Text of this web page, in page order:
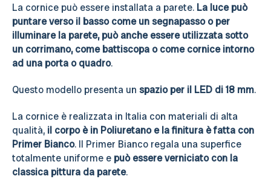
La cornice può essere installata a parete. La luce può
puntare verso il basso come un segnapasso o per
illuminare la parete, può anche essere utilizzata sotto
un corrimano, come battiscopa o come cornice intorno
ad una porta o quadro.
Questo modello presenta un spazio per il LED di 18 mm.
La cornice è realizzata in Italia con materiali di alta
qualità, il corpo è in Poliuretano e la finitura è fatta con
Primer Bianco. Il Primer Bianco regala una superfice
totalmente uniforme e può essere verniciato con la
classica pittura da parete.